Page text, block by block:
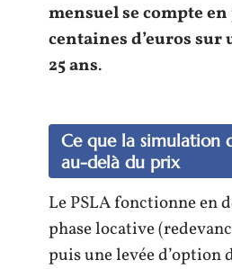
mensuel se compte
centaines d’euros sur
25 ans.
Ce que la simulation
au-delà du prix
Le PSLA fonctionne en
phase locative
puis une levée d’option